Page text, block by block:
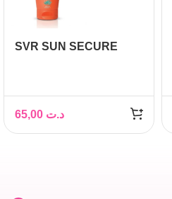
SVR SUN SECURE
د.ت